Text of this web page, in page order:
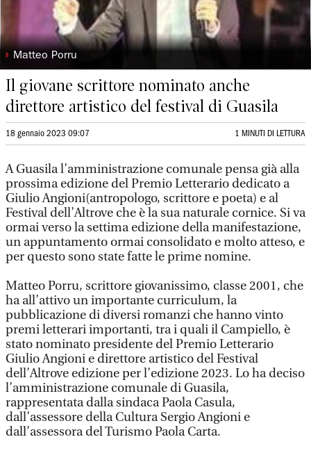
◗ Matteo Porru
Il giovane scrittore nominato anche
direttore artistico del festival di Guasila
18 gennaio 2023 09:07 1 MINUTI DI LETTURA
A Guasila l’amministrazione comunale pensa già alla
prossima edizione del Premio Letterario dedicato a
Giulio Angioni(antropologo, scrittore e poeta) e al
Festival dell’Altrove che è la sua naturale cornice. Si va
ormai verso la settima edizione della manifestazione,
un appuntamento ormai consolidato e molto atteso, e
per questo sono state fatte le prime nomine.
Matteo Porru, scrittore giovanissimo, classe 2001, che
ha all’attivo un importante curriculum, la
pubblicazione di diversi romanzi che hanno vinto
premi letterari importanti, tra i quali il Campiello, è
stato nominato presidente del Premio Letterario
Giulio Angioni e direttore artistico del Festival
dell’Altrove edizione per l’edizione 2023. Lo ha deciso
l’amministrazione comunale di Guasila,
rappresentata dalla sindaca Paola Casula,
dall’assessore della Cultura Sergio Angioni e
dall’assessora del Turismo Paola Carta.